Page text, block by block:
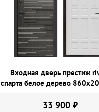
Входная дверь престиж
спарта белое дерево
33 900 ₽